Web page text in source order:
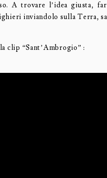
A trovare l’idea giusta,
inviandolo sulla Terra,
clip “Sant’Ambrogio” :